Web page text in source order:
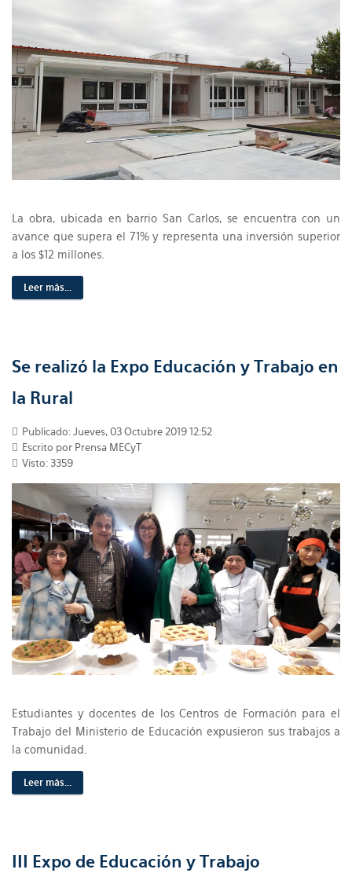
La obra, ubicada en barrio San Carlos, se encuentra con un
avance que supera el 71% y representa una inversión superior
a los $12 millones.
Leer más...
Se realizó la Expo Educación y Trabajo en
la Rural
Publicado: Jueves, 03 Octubre 2019 12:52
Escrito por Prensa MECyT
Visto: 3359
Estudiantes y docentes de los Centros de Formación para el
Trabajo del Ministerio de Educación expusieron sus trabajos a
la comunidad.
Leer más...
III Expo de Educación y Trabajo